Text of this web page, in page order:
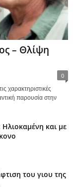
– Θλίψη
0
χαρακτηριστικές
παρουσία στην
και με
του γιου της